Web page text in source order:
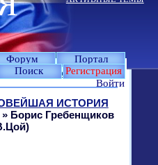
Форум
Портал
Поиск
Регистрация
Войти
илизарегистрируйтесь.
ИСТОРИЯ
» Борис Гребенщиков